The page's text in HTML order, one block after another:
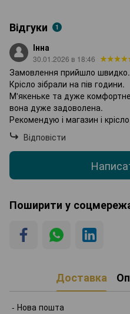
Відгуки 1
Інна
30.01.2026 в 18:46
Замовлення прийшло швидко.
Крісло зібрали на пів години.
М'якеньке та дуже
вона дуже задоволена.
Рекомендую і магазин і
Відповісти
Поширити у
Доставка
- Нова пошта